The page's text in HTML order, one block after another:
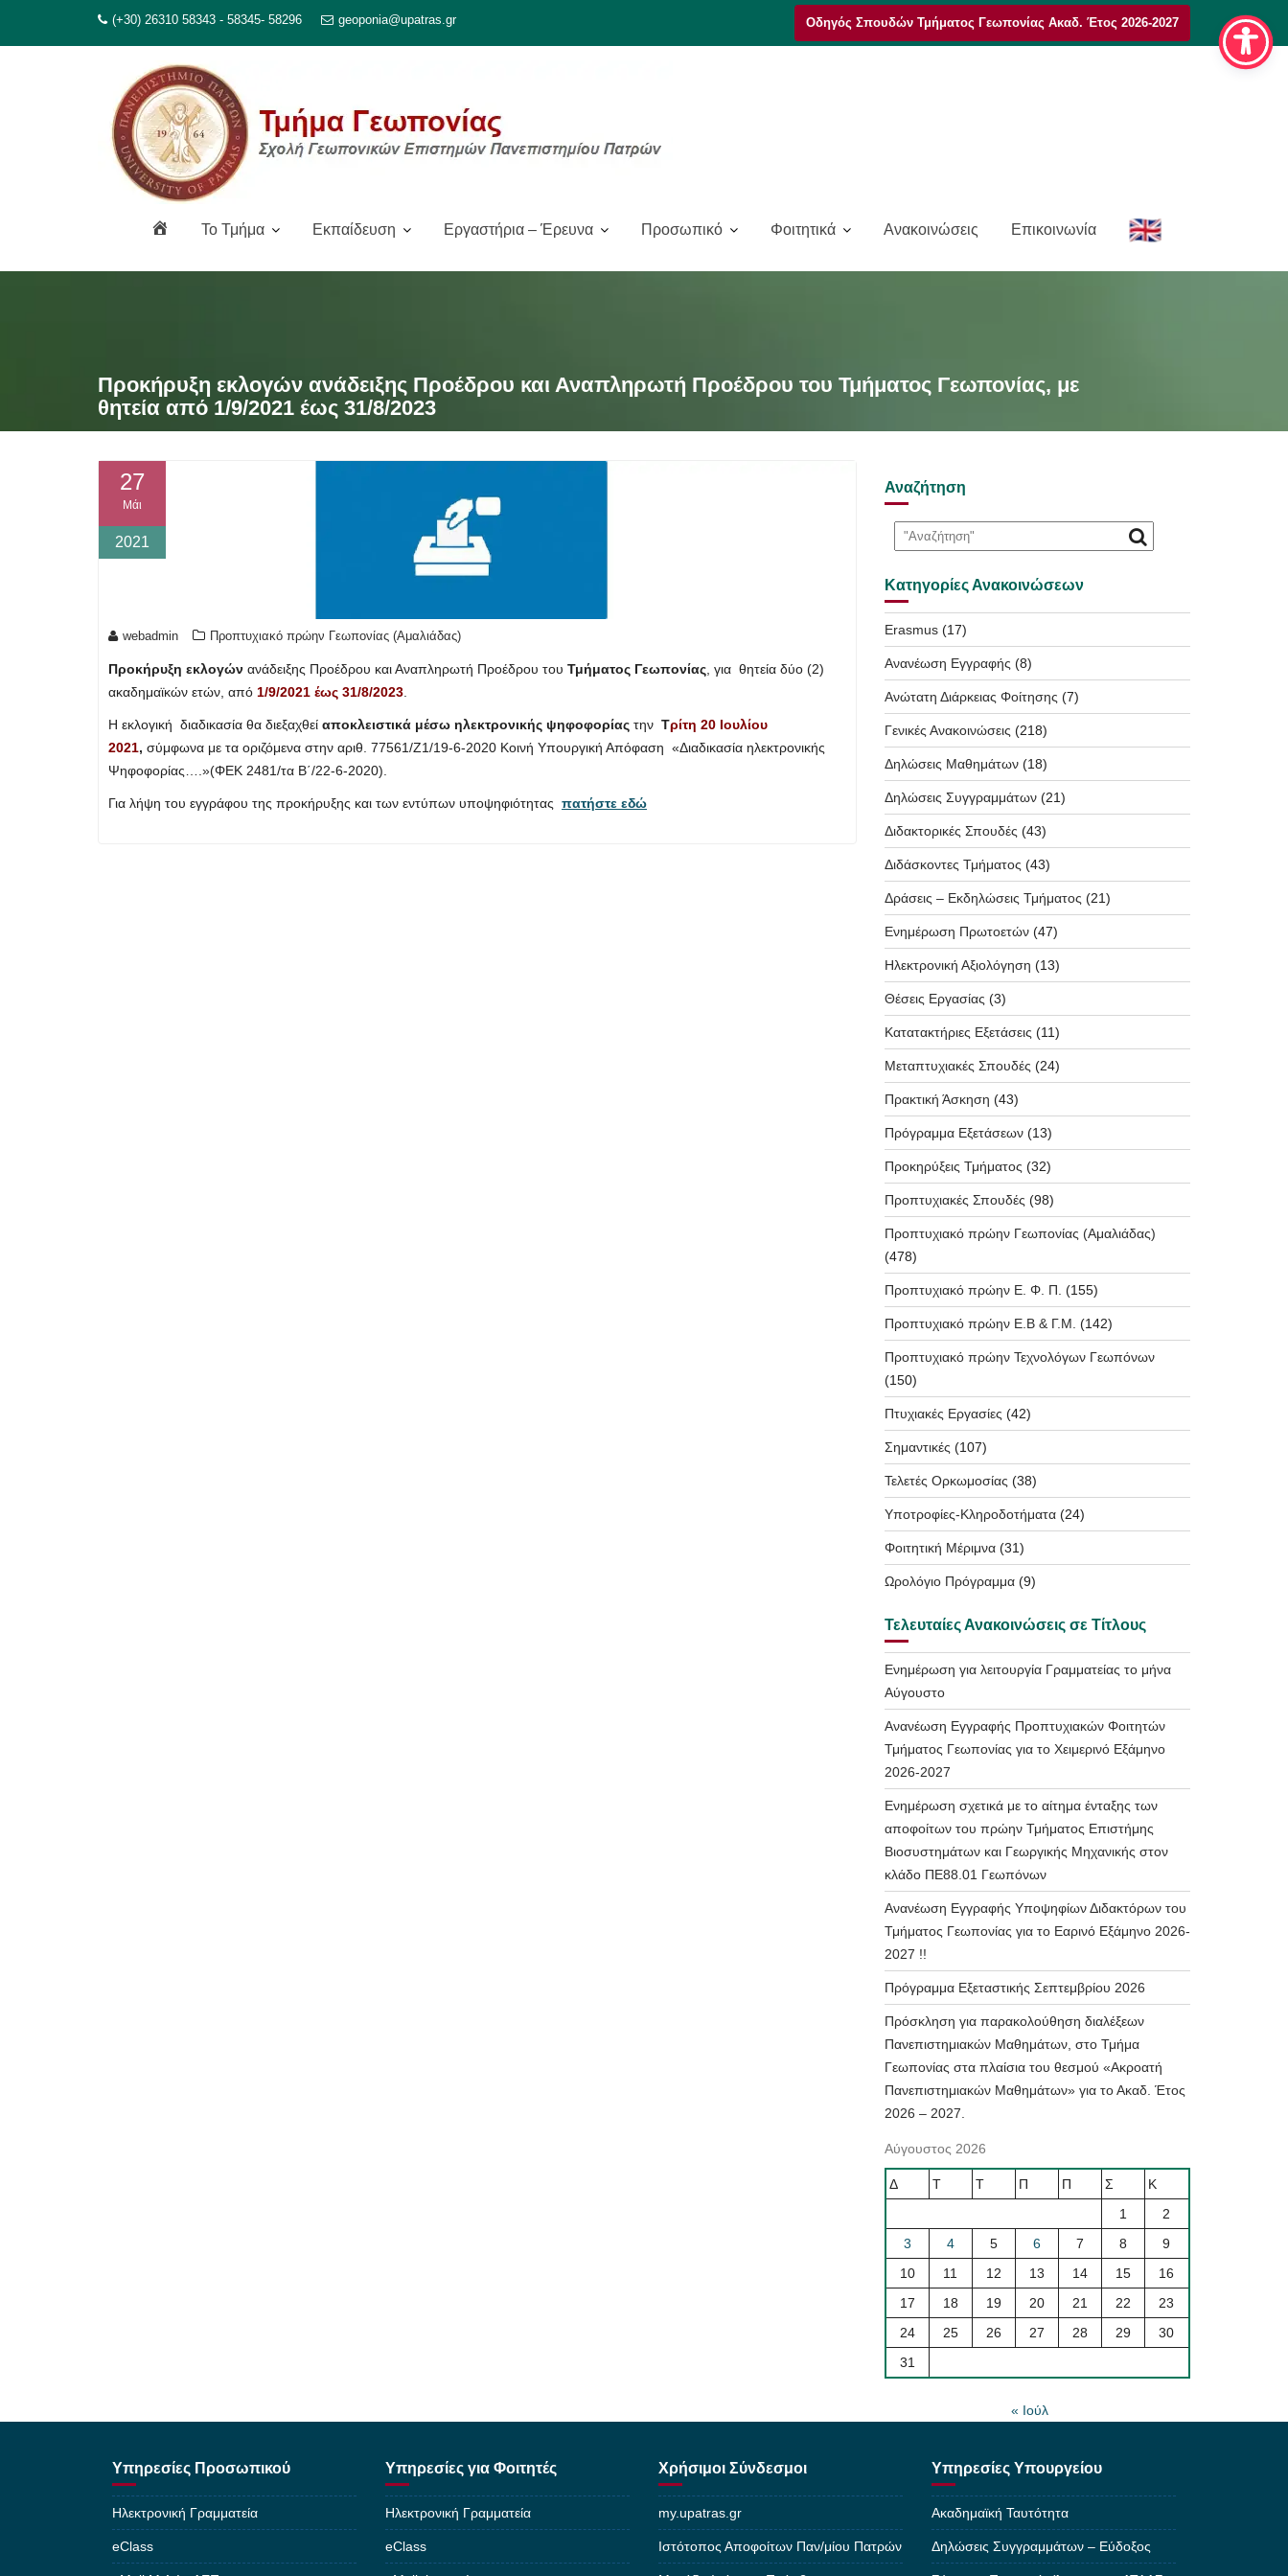
(+30) 26310 58343 - 58345- 58296 geoponia@upatras.gr Οδηγός Σπουδών Τμήματος Γεωπονίας Ακαδ. Έτος 2026-2027
To Τμήμα Εκπαίδευση Εργαστήρια – Έρευνα Προσωπικό Φοιτητικά Ανακοινώσεις Επικοινωνία
E
n
Προκήρυξη εκλογών ανάδειξης Προέδρου και Αναπληρωτή Προέδρου του Τμήματος Γεωπονίας, με
θητεία από 1/9/2021 έως 31/8/2023
27
Μάι
2021
webadmin Προπτυχιακό πρώην Γεωπονίας (Αμαλιάδας)
Προκήρυξη εκλογών ανάδειξης Προέδρου και Αναπληρωτή Προέδρου του Τμήματος Γεωπονίας , για θητεία δύο (2)
ακαδημαϊκών ετών, από 1/9/2021 έως 31/8/2023
Η εκλογική διαδικασία θα διεξαχθεί αποκλειστικά μέσω ηλεκτρονικής ψηφοφορίας την Τρίτη 20 Ιουλίου
2021, σύμφωνα με τα οριζόμενα στην αριθ. 77561/Ζ1/19-6-2020 Κοινή Υπουργική Απόφαση «Διαδικασία ηλεκτρονικής
Ψηφοφορίας….»(ΦΕΚ 2481/τα Β΄/22-6-2020).
Για λήψη του εγγράφου της προκήρυξης και των εντύπων υποψηφιότητας πατήστε εδώ
Αναζήτηση
Κατηγορίες Ανακοινώσεων
Erasmus(17)
Ανανέωση Εγγραφής (8)
Ανώτατη Διάρκειας Φοίτησης (7)
Γενικές Ανακοινώσεις (218)
Δηλώσεις Μαθημάτων(18)
Δηλώσεις Συγγραμμάτων(21)
Διδακτορικές Σπουδές (43)
Διδάσκοντες Τμήματος (43)
Δράσεις – Εκδηλώσεις Τμήματος (21)
Ενημέρωση Πρωτοετών(47)
Ηλεκτρονική Αξιολόγηση (13)
Θέσεις Εργασίας (3)
Κατατακτήριες Εξετάσεις (11)
Μεταπτυχιακές Σπουδές (24)
Πρακτική Άσκηση (43)
Πρόγραμμα Εξετάσεων(13)
Προκηρύξεις Τμήματος (32)
Προπτυχιακές Σπουδές (98)
Προπτυχιακό πρώην Γεωπονίας (Αμαλιάδας)
(478)
Προπτυχιακό πρώην Ε. Φ. Π. (155)
Προπτυχιακό πρώην Ε.Β & Γ.Μ. (142)
Προπτυχιακό πρώην Τεχνολόγων Γεωπόνων
(150)
Πτυχιακές Εργασίες (42)
Σημαντικές (107)
Τελετές Ορκωμοσίας (38)
Υποτροφίες-Κληροδοτήματα(24)
Φοιτητική Μέριμνα(31)
Ωρολόγιο Πρόγραμμα(9)
Τελευταίες Ανακοινώσεις σε Τίτλους
Ενημέρωση για λειτουργία Γραμματείας το μήνα
Αύγουστο
Ανανέωση Εγγραφής Προπτυχιακών Φοιτητών
Τμήματος Γεωπονίας για το Χειμερινό Εξάμηνο
2026-2027
Ενημέρωση σχετικά με το αίτημα ένταξης των
αποφοίτων του πρώην Τμήματος Επιστήμης
Βιοσυστημάτων και Γεωργικής Μηχανικής στον
κλάδο ΠΕ88.01 Γεωπόνων
Ανανέωση Εγγραφής Υποψηφίων Διδακτόρων του
Τμήματος Γεωπονίας για το Εαρινό Εξάμηνο 2026-
2027 !!
Πρόγραμμα Εξεταστικής Σεπτεμβρίου 2026
Πρόσκληση για παρακολούθηση διαλέξεων
Πανεπιστημιακών Μαθημάτων, στο Τμήμα
Γεωπονίας στα πλαίσια του θεσμού «Ακροατή
Πανεπιστημιακών Μαθημάτων» για το Ακαδ. Έτος
2026 – 2027.
Αύγουστος 2026
Δ Τ Τ Π Π Σ
Κ
1
2
3
4 5 6 7 8
9
10
11 12 13 14 15
16
17
18 19 20 21 22
23
24
25 26 27 28 29
30
31
« Ιούλ
Υπηρεσίες Προσωπικού
Ηλεκτρονική Γραμματεία
eClass
Υπηρεσίες για Φοιτητές
Ηλεκτρονική Γραμματεία
eClass
Χρήσιμοι Σύνδεσμοι
my.upatras.gr
Ιστότοπος Αποφοίτων Παν/μίου Πατρών
Υπηρεσίες Υπουργείου
Ακαδημαϊκή Ταυτότητα
Δηλώσεις Συγγραμμάτων – Εύδοξος